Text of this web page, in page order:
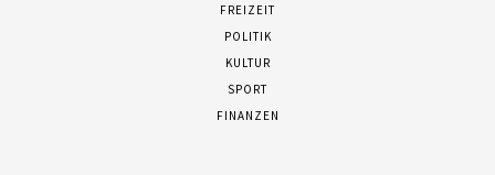
FREIZEIT
POLITIK
KULTUR
SPORT
FINANZEN